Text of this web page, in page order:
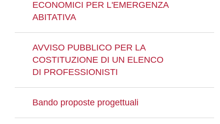
ECONOMICI PER L'EMERGENZA
ABITATIVA
AVVISO PUBBLICO PER LA
COSTITUZIONE DI UN ELENCO
DI PROFESSIONISTI
Bando proposte progettuali